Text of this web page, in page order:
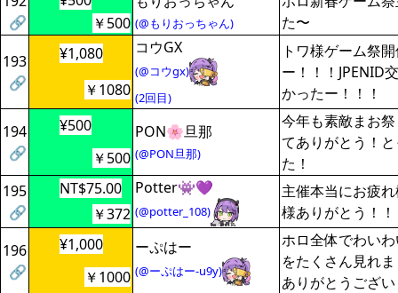
🔗
(@もりおっちゃん)
た〜
￥500
193
🔗
¥1,080 コウGX
(@コウgx)
(2回目)
トワ様ゲーム祭
ー！！！JPENID
かったー！！！
￥1080
194
🔗
¥500 PON🌸旦那
(@PON旦那)
今年も素敵まお
てありがとう！
た！
￥500
195
🔗
NT$75.00 Potter👾💜
(@potter_108)
主催本当にお疲
様ありがとう！！
￥372
196
🔗
¥1,000 ーぷはー
(@ーぷはー-u9y)
ホロ全体でわい
をたくさん見れ
ありがとうござ
￥1000